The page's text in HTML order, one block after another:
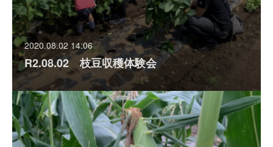
2020.08.02 14:06
R2.08.02 枝豆収穫体験会